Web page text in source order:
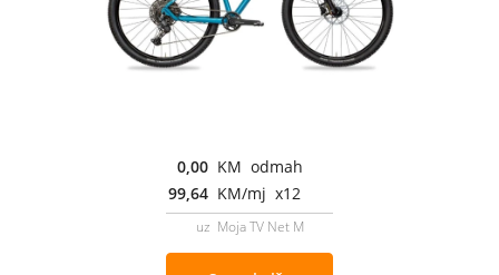
0,00 KM odmah
99,64 KM/mj x12
uz Moja TV Net M